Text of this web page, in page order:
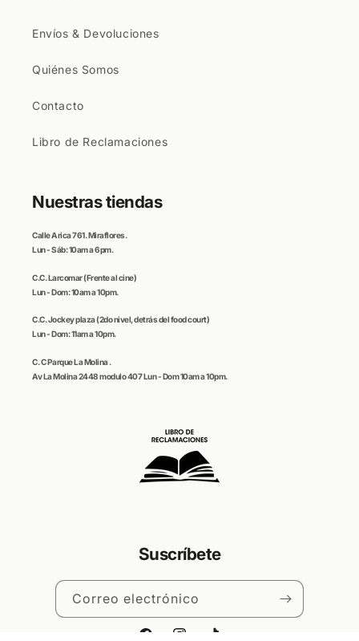
Envíos & Devoluciones
Quiénes Somos
Contacto
Libro de Reclamaciones
Nuestras tiendas
CalleArica761. Miraflores.
Lun - Sáb: 10am a 6pm.
C.C. Larcomar(Frente al cine)
Lun - Dom: 10am a 10pm.
C.C.Jockey plaza (2do nivel, detrás del food court)
Lun - Dom: 11am a 10pm.
C. CParque La Molina.
Av La Molina 2448 modulo 407 Lun - Dom 10am a 10pm.
Suscríbete
Correo electrónico